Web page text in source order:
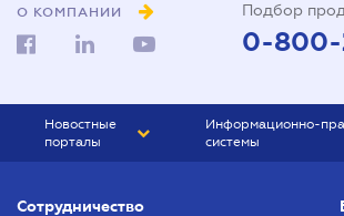
О КОМПАНИИ Подбор
0-800-
Новостные
порталы
Информационно-
системы
Сотрудничество